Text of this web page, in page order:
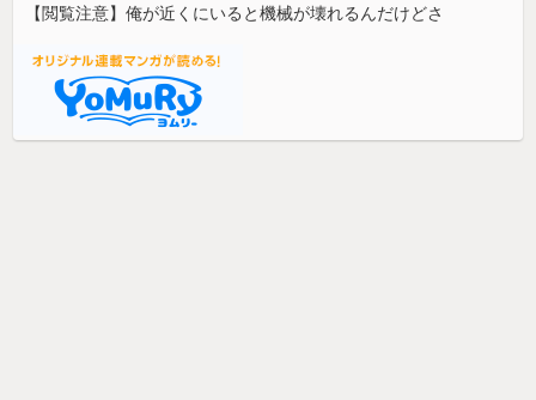
【閲覧注意】俺が近くにいると機械が壊れるんだけどさ